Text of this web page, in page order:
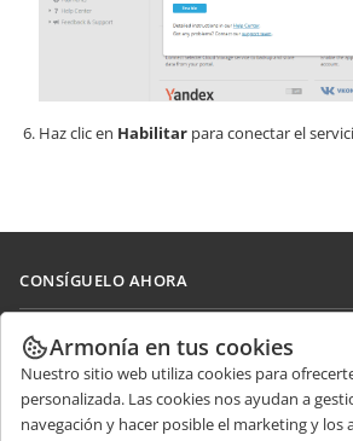
Haz clic en Habilitar para conectar el
CONSÍGUELO AHORA
Docs
DocSpace
Workspace
COLABORAR
Para colaboradores
Para traductores
RECIBIR NOTICIAS
Blog
Armonía en tus cookies
Nuestro sitio web utiliza cookies para
personalizada. Las cookies nos ayudan a
navegación y hacer posible el marketing y los